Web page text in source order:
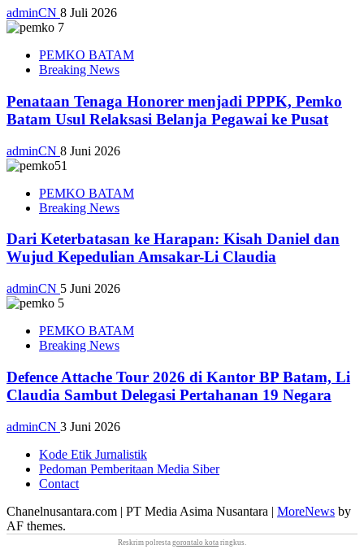
adminCN 8 Juli 2026
PEMKO BATAM
Breaking News
Penataan Tenaga Honorer menjadi PPPK, Pemko
Batam Usul Relaksasi Belanja Pegawai ke Pusat
adminCN 8 Juni 2026
PEMKO BATAM
Breaking News
Dari Keterbatasan ke Harapan: Kisah Daniel dan
Wujud Kepedulian Amsakar-Li Claudia
adminCN 5 Juni 2026
PEMKO BATAM
Breaking News
Defence Attache Tour 2026 di Kantor BP Batam, Li
Claudia Sambut Delegasi Pertahanan 19 Negara
adminCN 3 Juni 2026
Kode Etik Jurnalistik
Pedoman Pemberitaan Media Siber
Contact
Chanelnusantara.com | PT Media Asima Nusantara | MoreNews by
AF themes.
Reskrim polresta gorontalo kota ringkus.